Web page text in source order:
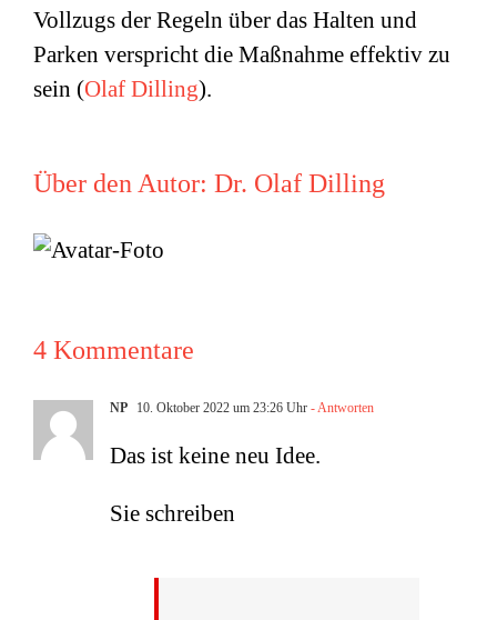
Vollzugs der Regeln über das Halten und
Parken verspricht die Maßnahme effektiv zu
sein (Olaf Dilling).
Über den Autor: Dr. Olaf Dilling
4 Kommentare
NP 10. Oktober 2022 um 23:26 Uhr - Antworten
Das ist keine neu Idee.
Sie schreiben